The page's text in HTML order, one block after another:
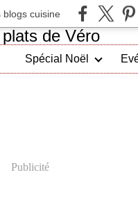
blogs cuisine
Spécial Noël
Publicité